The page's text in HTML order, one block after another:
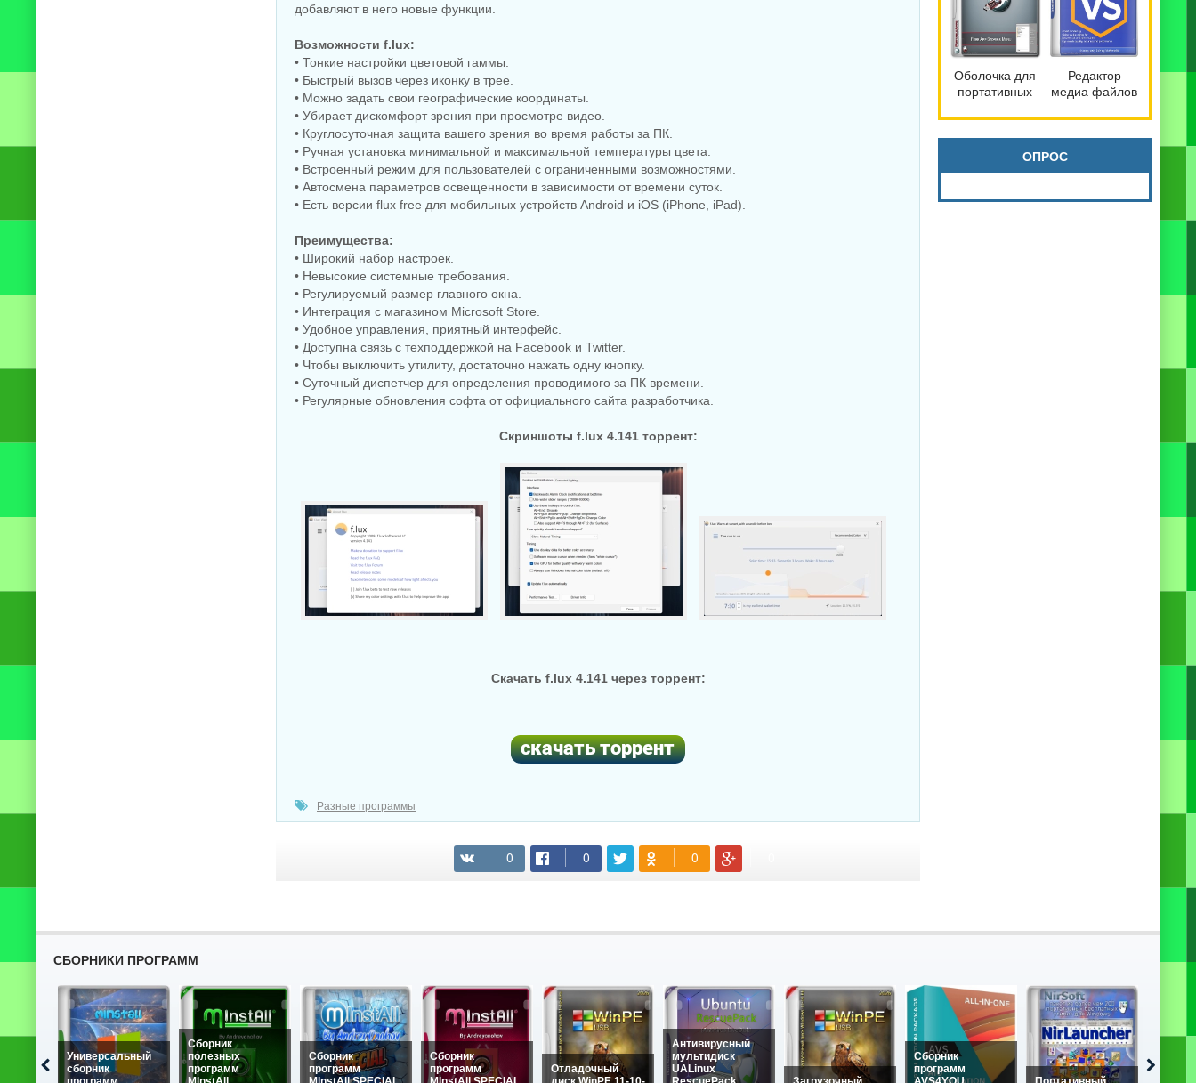
добавляют в него новые функции.
Возможности f.lux:
• Тонкие настройки цветовой гаммы.
• Быстрый вызов через иконку в трее.
• Можно задать свои географические координаты.
• Убирает дискомфорт зрения при просмотре видео.
• Круглосуточная защита вашего зрения во время работы за ПК.
• Ручная установка минимальной и максимальной температуры цвета.
• Встроенный режим для пользователей с ограниченными возможностями.
• Автосмена параметров освещенности в зависимости от времени суток.
• Есть версии flux free для мобильных устройств Android и iOS (iPhone, iPad).
Преимущества:
• Широкий набор настроек.
• Невысокие системные требования.
• Регулируемый размер главного окна.
• Интеграция с магазином Microsoft Store.
• Удобное управления, приятный интерфейс.
• Доступна связь с техподдержкой на Facebook и Twitter.
• Чтобы выключить утилиту, достаточно нажать одну кнопку.
• Суточный диспетчер для определения проводимого за ПК времени.
• Регулярные обновления софта от официального сайта разработчика.
Скриншоты f.lux 4.141 торрент:
Скачать f.lux 4.141 через торрент:
(cкачиваний: 68)
Разные программы
Оболочка для
портативных
PortableApps.com
Platform 30.3
Редактор
медиа файлов
Video Splitter
9.0.2603.20
Broadcast
Edition
ОПРОС
СБОРНИКИ ПРОГРАММ
Универсальный
сборник
Сборник
полезных
программ
Сборник
программ
Сборник
программ
Отладочный
Антивирусный
мультидиск
UALinux
Сборник
программ